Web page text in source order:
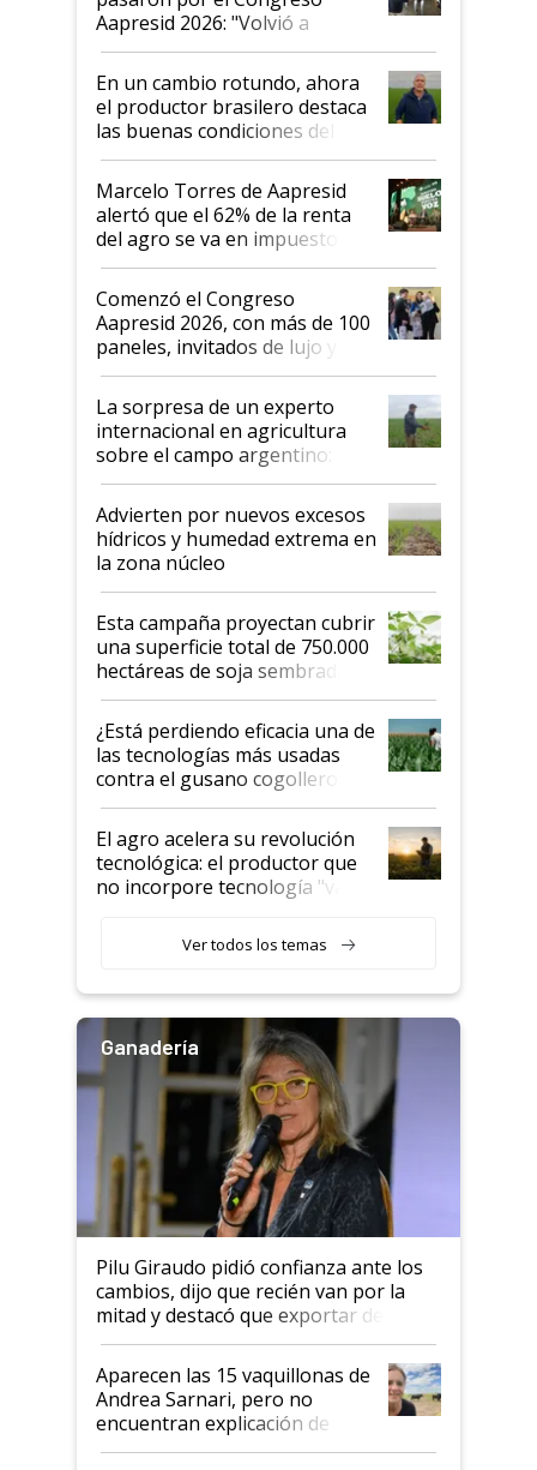
Aapresid 2026: "Volvió a
demostrar que hablar del
suelo es hablar de todo el
sistema productivo"
En un cambio rotundo, ahora
el productor brasilero destaca
las buenas condiciones del
agro argentino para invertir:
"Los veo más motivados"
Marcelo Torres de Aapresid
alertó que el 62% de la renta
del agro se va en impuestos:
"No es bueno que en
Argentina se sigan discutiendo
las mismas cosas de hace 50
años"
Comenzó el Congreso
Aapresid 2026, con más de 100
paneles, invitados de lujo y
todas las tendencias
La sorpresa de un experto
internacional en agricultura
sobre el campo argentino:
"Estoy muy impresionado"
Advierten por nuevos excesos
hídricos y humedad extrema en
la zona núcleo
Esta campaña proyectan cubrir
una superficie total de 750.000
hectáreas de soja sembradas
con una nueva generación de
variedades que marcan un
salto tecnológico en genética y
rendimiento
¿Está perdiendo eficacia una de
las tecnologías más usadas
contra el gusano cogollero? El
desafío de una tecnología clave
El agro acelera su revolución
tecnológica: el productor que
no incorpore tecnología "va a
Ver todos los temas
Ganadería
Pilu Giraudo pidió confianza ante los
cambios, dijo que recién van por la
mitad y destacó que exportar dejó de
ser "para unos pocos": "Tenemos un
mandato muy claro del gobierno
nacional"
Aparecen las 15 vaquillonas de
Andrea Sarnari, pero no
encuentran explicación de
cómo llegaron allí